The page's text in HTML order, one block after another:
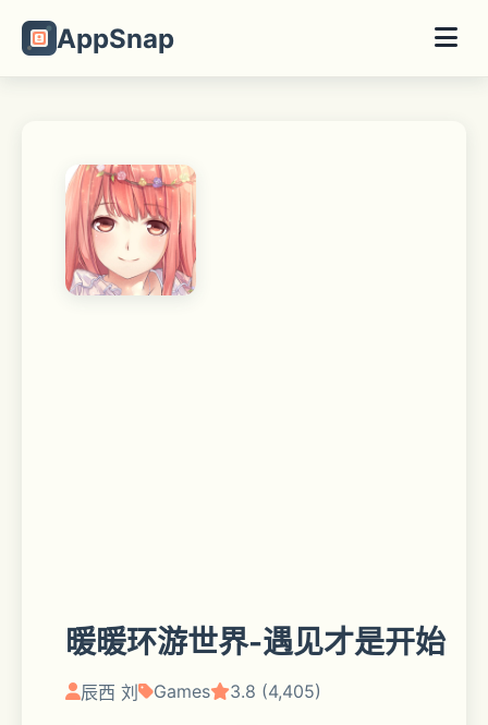
AppSnap
暖暖环游世界-遇见才是开始
辰西 刘 Games 3.8 (4,405)